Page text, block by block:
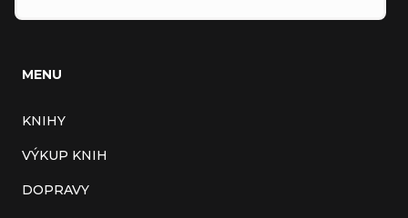
MENU
KNIHY
VÝKUP KNIH
DOPRAVY